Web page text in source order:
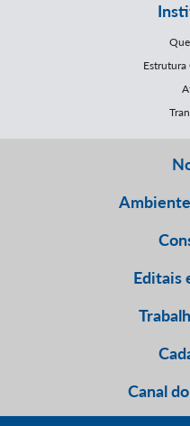
Estrutura
Editais
Canal